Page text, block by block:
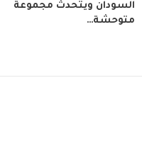
السودان ويتحدث مجموعة
متوحشة…